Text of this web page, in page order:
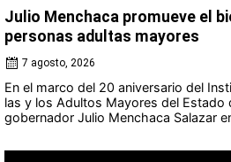
Julio Menchaca promueve el
personas adultas mayores
7 agosto, 2026
En el marco del 20 aniversario del
las y los Adultos Mayores del Estado
gobernador Julio Menchaca Salazar